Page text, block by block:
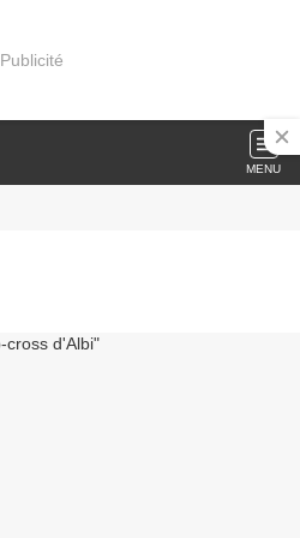
Publicité
MENU